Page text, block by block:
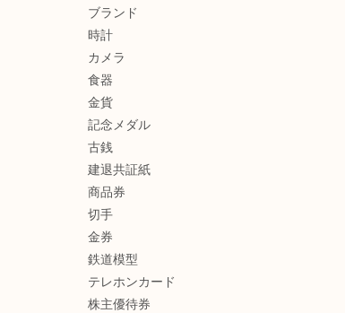
ブランド
時計
カメラ
食器
金貨
記念メダル
古銭
建退共証紙
商品券
切手
金券
鉄道模型
テレホンカード
株主優待券